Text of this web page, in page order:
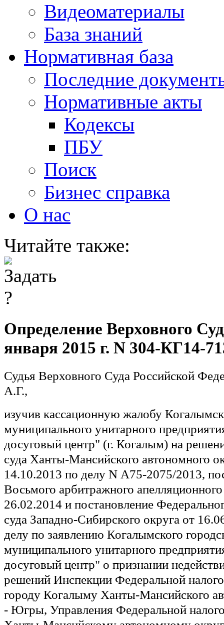
Видеоматериалы
База знаний
Нормативная база
Последние
Нормативные акты
Кодексы
ПБУ
Поиск
Бизнес справка
О нас
Читайте также:
Определение Верховного
января 2015 г. N 304-КГ14-
Судья Верховного Суда Российской
А.Г.,
изучив кассационную жалобу
муниципального унитарного
досуговый центр" (г. Когалым) на
суда Ханты-Мансийского автономного
14.10.2013 по делу N А75-2075/2013,
Восьмого арбитражного апелляционного
26.02.2014 и постановление
суда Западно-Сибирского округа от
делу по заявлению Когалымского
муниципального унитарного
досуговый центр" о признании
решений Инспекции Федеральной
городу Когалыму Ханты-Мансийского
- Югры, Управления Федеральной